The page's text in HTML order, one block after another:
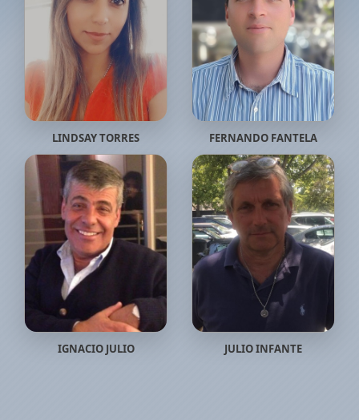
LINDSAY TORRES FERNANDO FANTELA
IGNACIO JULIO JULIO INFANTE